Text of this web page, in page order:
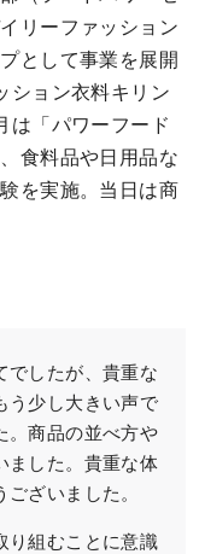
リーファッション
として事業を展開
ション衣料キリン
は「パワーフード
食料品や日用品な
を実施。当日は商
でしたが、貴重な
う少し大きい声で
。商品の並べ方や
ました。貴重な体
ざいました。
り組むことに意識